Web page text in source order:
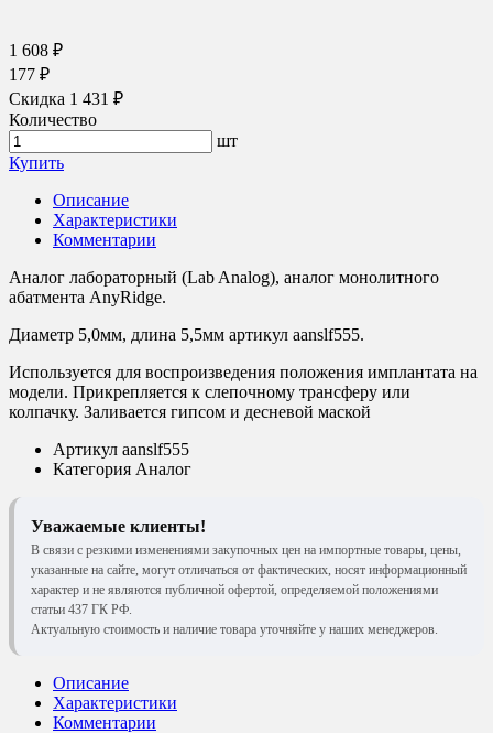
1 608 ₽
177 ₽
Скидка 1 431 ₽
Количество
шт
Купить
Описание
Характеристики
Комментарии
Аналог лабораторный (Lab Analog), аналог монолитного
абатмента AnyRidge.
Диаметр 5,0мм, длина 5,5мм артикул aanslf555.
Используется для воспроизведения положения имплантата на
модели. Прикрепляется к слепочному трансферу или
колпачку. Заливается гипсом и десневой маской
Артикул aanslf555
Категория Аналог
Уважаемые клиенты!
В связи с резкими изменениями закупочных цен на импортные товары, цены,
указанные на сайте, могут отличаться от фактических, носят информационный
характер и не являются публичной офертой, определяемой положениями
статьи 437 ГК РФ.
Актуальную стоимость и наличие товара уточняйте у наших менеджеров.
Описание
Характеристики
Комментарии